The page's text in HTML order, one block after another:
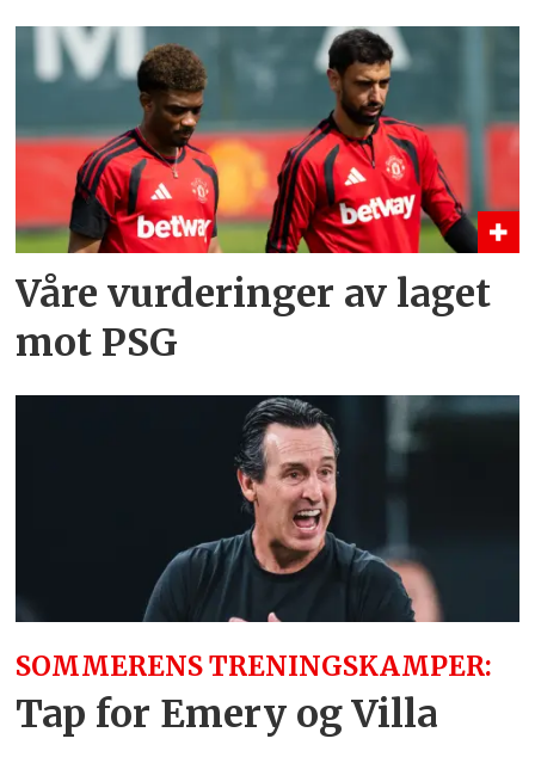
Våre vurderinger av laget
mot PSG
SOMMERENS TRENINGSKAMPER:
Tap for Emery og Villa